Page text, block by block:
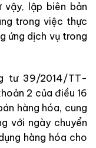
vậy, lập biên bản
trong việc thực
ứng dịch vụ trong
tư 39/2014/TT-
2 của điều 16
hàng hóa, cung
với ngày chuyển
hàng hóa cho